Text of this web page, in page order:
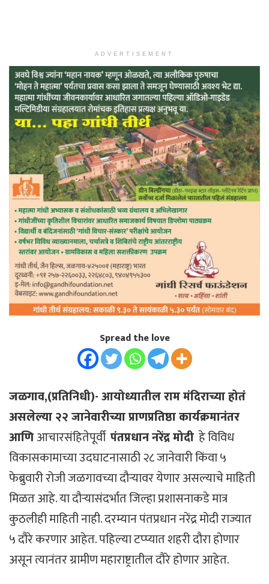
ADVERTISEMENT
Spread the love
जळगाव,(प्रतिनिधी)- आयोध्यातील राम मंदिराच्या होतं
असलेल्या २२ जानेवारीच्या प्राणप्रतिष्ठा कार्यक्रमानंतर
आणिआचारसंहितेपूर्वी पंतप्रधान नरेंद्र मोदी हे विविध
विकासकामाच्या उदघाटनासाठी २८ जानेवारी किंवा ५
फेब्रुवारी रोजी जळगावच्या दौऱ्यावर येणार असल्याचे माहिती
मिळत आहे. या दौऱ्यासंदर्भात जिल्हा प्रशासनाकडे मात्र
कुठलीही माहिती नाही. दरम्यान पंतप्रधान नरेंद्र मोदी राज्यात
५ दौरे करणार आहेत. पहिल्या टप्प्यात शहरी दौरा होणार
असून त्यानंतर ग्रामीण महाराष्ट्रातील दौरे होणार आहेत.